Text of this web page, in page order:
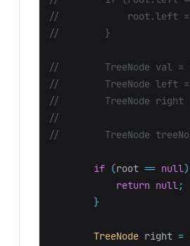
//            root.left =
//        }
//        TreeNode val =
//        TreeNode left =
//        TreeNode right
//
//        TreeNode
if (root == null)
return null;
}
TreeNode right =